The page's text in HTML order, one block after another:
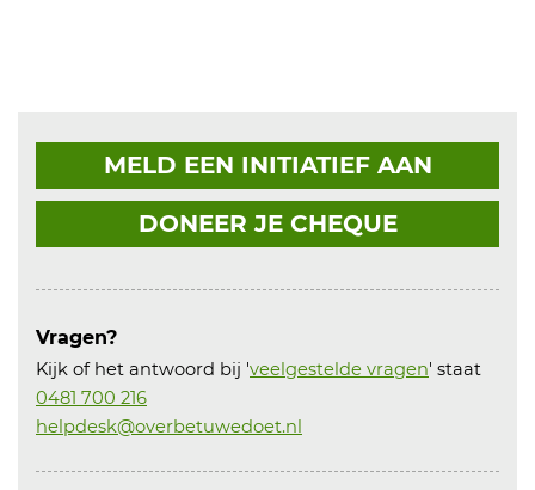
MELD EEN INITIATIEF AAN
DONEER JE CHEQUE
Vragen?
Kijk of het antwoord bij 'veelgestelde vragen' staat
0481 700 216
helpdesk@overbetuwedoet.nl